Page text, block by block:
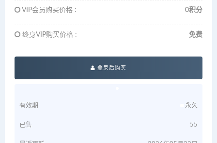
VIP会员购买价格 : 0积分
终身VIP购买价格 : 免费
登录后购买
有效期 永久
已售 55